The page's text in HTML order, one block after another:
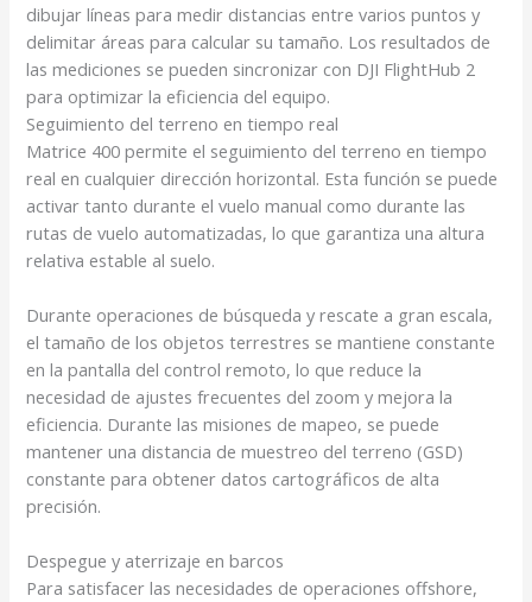
dibujar líneas para medir distancias entre varios puntos y
delimitar áreas para calcular su tamaño. Los resultados de
las mediciones se pueden sincronizar con DJI FlightHub 2
para optimizar la eficiencia del equipo.
Seguimiento del terreno en tiempo real
Matrice 400 permite el seguimiento del terreno en tiempo
real en cualquier dirección horizontal. Esta función se puede
activar tanto durante el vuelo manual como durante las
rutas de vuelo automatizadas, lo que garantiza una altura
relativa estable al suelo.
Durante operaciones de búsqueda y rescate a gran escala,
el tamaño de los objetos terrestres se mantiene constante
en la pantalla del control remoto, lo que reduce la
necesidad de ajustes frecuentes del zoom y mejora la
eficiencia. Durante las misiones de mapeo, se puede
mantener una distancia de muestreo del terreno (GSD)
constante para obtener datos cartográficos de alta
precisión.
Despegue y aterrizaje enbarcos
Para satisfacer las necesidades de operaciones offshore,